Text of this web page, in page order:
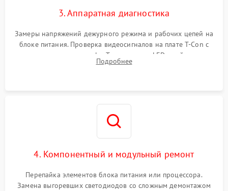
3. Аппаратная диагностика
Замеры напряжений дежурного режима и рабочих цепей на
блоке питания. Проверка видеосигналов на плате T-Con с
помощью осциллографа. Тестирование LED-драйвера и
светодиодных планок подсветки мультиметром.
Подробнее
4. Компонентный и модульный ремонт
Перепайка элементов блока питания или процессора.
Замена выгоревших светодиодов со сложным демонтажом